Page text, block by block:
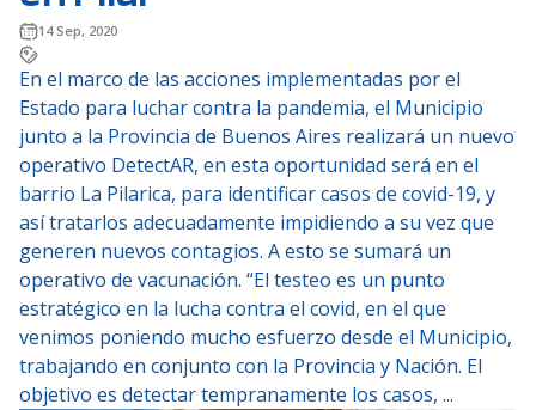
14 Sep, 2020
En el marco de las acciones implementadas por el
Estado para luchar contra la pandemia, el Municipio
junto a la Provincia de Buenos Aires realizará un nuevo
operativo DetectAR, en esta oportunidad será en el
barrio La Pilarica, para identificar casos de covid-19, y
así tratarlos adecuadamente impidiendo a su vez que
generen nuevos contagios. A esto se sumará un
operativo de vacunación. “El testeo es un punto
estratégico en la lucha contra el covid, en el que
venimos poniendo mucho esfuerzo desde el Municipio,
trabajando en conjunto con la Provincia y Nación. El
objetivo es detectar tempranamente los casos, ...